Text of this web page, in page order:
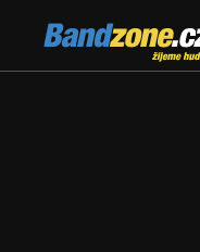
Bandzone.cz
žijeme hudbou